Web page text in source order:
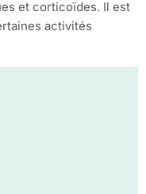
et corticoïdes. Il est
activités